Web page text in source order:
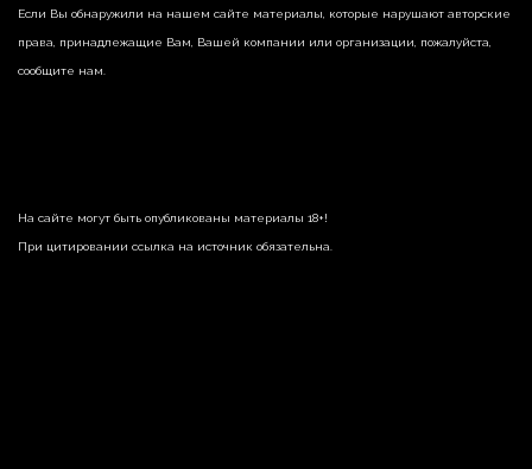
Если Вы обнаружили на нашем сайте материалы, которые нарушают авторские
права, принадлежащие Вам, Вашей компании или организации, пожалуйста,
сообщите нам.
На сайте могут быть опубликованы материалы 18+!
При цитировании ссылка на источник обязательна.